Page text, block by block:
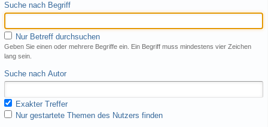
Suche nach Begriff
Nur Betreff durchsuchen
Geben Sie einen oder mehrere Begriffe ein. Ein Begriff muss mindestens vier Zeichen
lang sein.
Suche nach Autor
Exakter Treffer
Nur gestartete Themen des Nutzers finden